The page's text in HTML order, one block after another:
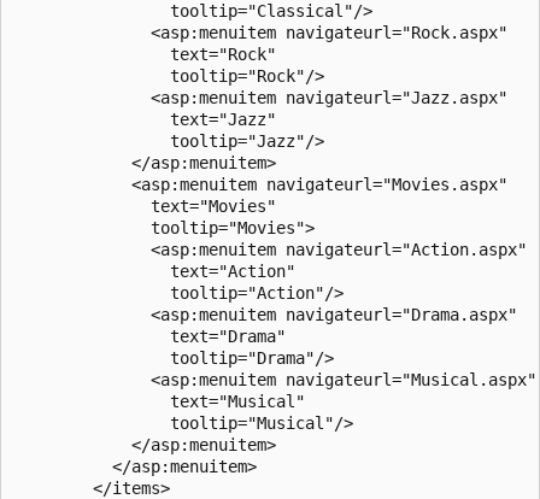
                tooltip="Classical"/>
              <asp:menuitem navigateurl="Rock.aspx"
                text="Rock"
                tooltip="Rock"/>
              <asp:menuitem navigateurl="Jazz.aspx"
                text="Jazz"
                tooltip="Jazz"/>
            </asp:menuitem>
            <asp:menuitem navigateurl="Movies.aspx"
              text="Movies"
              tooltip="Movies">
              <asp:menuitem navigateurl="Action.aspx"
                text="Action"
                tooltip="Action"/>
              <asp:menuitem navigateurl="Drama.aspx"
                text="Drama"
                tooltip="Drama"/>
              <asp:menuitem navigateurl="Musical.aspx"
                text="Musical"
                tooltip="Musical"/>
            </asp:menuitem>
          </asp:menuitem>
        </items>